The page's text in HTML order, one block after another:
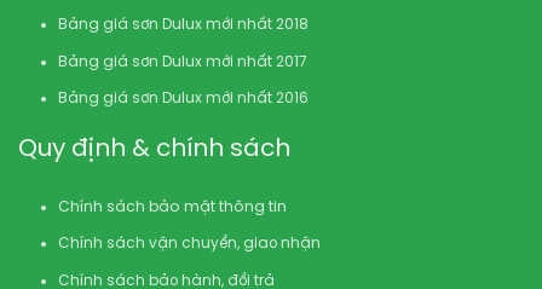
Bảng giá sơn Dulux mới nhất 2018
Bảng giá sơn Dulux mới nhất 2017
Bảng giá sơn Dulux mới nhất 2016
Quy định & chính sách
Chính sách bảo mật thông tin
Chính sách vận chuyển, giao nhận
Chính sách bảo hành, đổi trả